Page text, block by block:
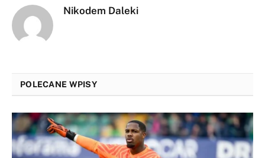
Nikodem Daleki
POLECANE WPISY